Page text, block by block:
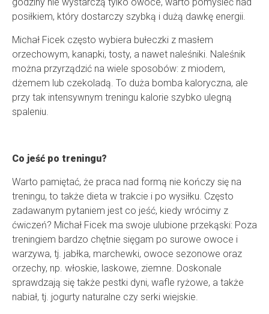
posiłkiem, który dostarczy szybką i dużą dawkę energii.
Michał Ficek często wybiera bułeczki z masłem
orzechowym, kanapki, tosty, a nawet naleśniki. Naleśnik
można przyrządzić na wiele sposobów: z miodem,
dżemem lub czekoladą. To duża bomba kaloryczna, ale
przy tak intensywnym treningu kalorie szybko ulegną
spaleniu.
Co jeść po treningu?
Warto pamiętać, że praca nad formą nie kończy się na
treningu, to także dieta w trakcie i po wysiłku. Często
zadawanym pytaniem jest co jeść, kiedy wrócimy z
ćwiczeń? Michał Ficek ma swoje ulubione przekąski: Poza
treningiem bardzo chętnie sięgam po surowe owoce i
warzywa, tj. jabłka, marchewki, owoce sezonowe oraz
orzechy, np. włoskie, laskowe, ziemne. Doskonale
sprawdzają się także pestki dyni, wafle ryżowe, a także
nabiał, tj. jogurty naturalne czy serki wiejskie.